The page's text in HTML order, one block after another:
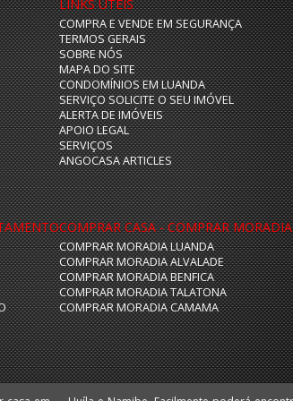
LINKS ÙTEIS
COMPRA E VENDE EM SEGURANÇA
TERMOS GERAIS
SOBRE NÓS
MAPA DO SITE
CONDOMÍNIOS EM LUANDA
SERVIÇO SOLICITE O SEU IMÓVEL
ALERTA DE IMÓVEIS
APOIO LEGAL
SERVIÇOS
ANGOCASA ARTICLES
COMPRAR CASA - COMPRAR MORADIA
COMPRAR MORADIA LUANDA
COMPRAR MORADIA ALVALADE
COMPRAR MORADIA BENFICA
COMPRAR MORADIA TALATONA
COMPRAR MORADIA CAMAMA